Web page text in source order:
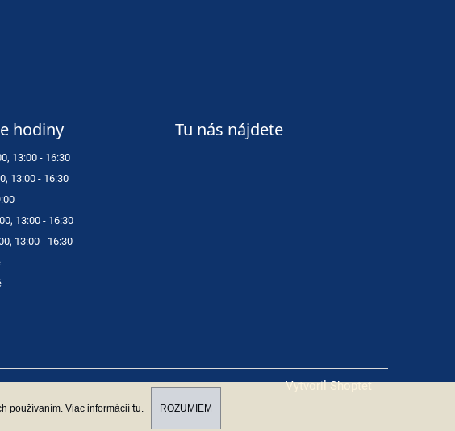
používaním. Viac informácií tu ROZUMIEM
hodiny
13:00 - 16:30
13:00 - 16:30
13:00 - 16:30
13:00 - 16:30
Tu nás nájdete
Vytvoril Shoptet